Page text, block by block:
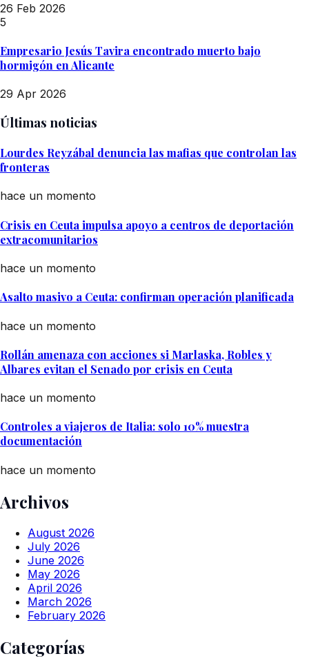
26 Feb 2026
5
Empresario Jesús Tavira encontrado muerto bajo
hormigón en Alicante
29 Apr 2026
Últimas noticias
Lourdes Reyzábal denuncia las mafias que controlan las
fronteras
hace un momento
Crisis en Ceuta impulsa apoyo a centros de deportación
extracomunitarios
hace un momento
Asalto masivo a Ceuta: confirman operación planificada
hace un momento
Rollán amenaza con acciones si Marlaska, Robles y
Albares evitan el Senado por crisis en Ceuta
hace un momento
Controles a viajeros de Italia: solo 10% muestra
documentación
hace un momento
Archivos
August 2026
July 2026
June 2026
May 2026
April 2026
March 2026
February 2026
Categorías